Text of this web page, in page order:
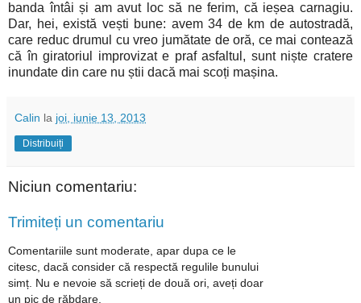
banda întâi și am avut loc să ne ferim, că ieșea carnagiu.
Dar, hei, există vești bune: avem 34 de km de autostradă,
care reduc drumul cu vreo jumătate de oră, ce mai contează
că în giratoriul improvizat e praf asfaltul, sunt niște cratere
inundate din care nu știi dacă mai scoți mașina.
Calin la joi, iunie 13, 2013
Distribuiți
Niciun comentariu:
Trimiteți un comentariu
Comentariile sunt moderate, apar dupa ce le
citesc, dacă consider că respectă regulile bunului
simț. Nu e nevoie să scrieți de două ori, aveți doar
un pic de răbdare.